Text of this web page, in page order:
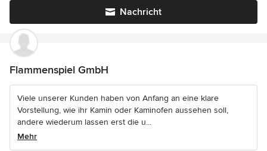
Nachricht
Flammenspiel GmbH
Viele unserer Kunden haben von Anfang an eine klare
Vorstellung, wie ihr Kamin oder Kaminofen aussehen soll,
andere wiederum lassen erst die u...
Mehr